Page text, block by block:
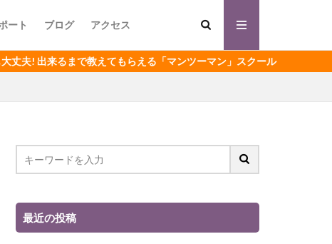
ート ブログ アクセス
るまで教えてもらえる「マンツーマン」スクール
最近の投稿